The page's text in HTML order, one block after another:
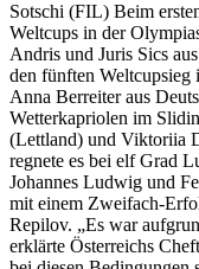
Sotschi (FIL) Beim
Weltcups in der
Andris und Juris Sics
den fünften Weltcupsieg
Anna Berreiter aus
Wetterkapriolen im
(Lettland) und Viktoriia
regnete es bei elf Grad
Johannes Ludwig und
mit einem Zweifach-
Repilov. „Es war
erklärte Österreichs